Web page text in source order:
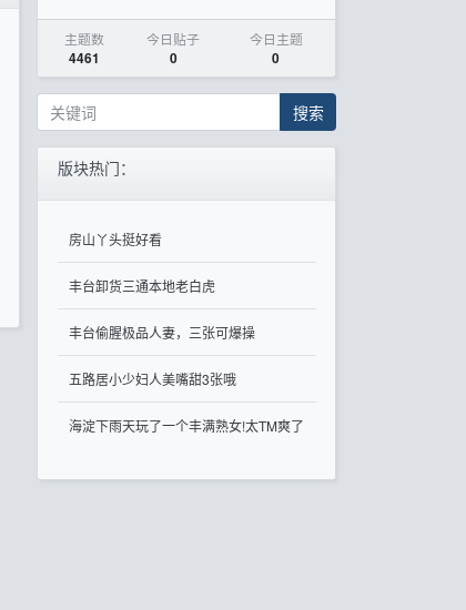
主题数
4461
今日贴子
0
今日主题
0
搜索
版块热门：
房山丫头挺好看
丰台卸货三通本地老白虎
丰台偷腥极品人妻，三张可爆操
五路居小少妇人美嘴甜3张哦
海淀下雨天玩了一个丰满熟女!太TM爽了